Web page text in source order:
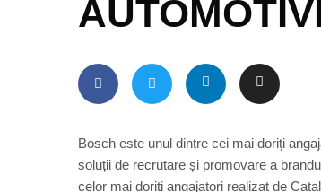
Bosch este unul dintre cei mai doriți
soluții de recrutare și promovare a
celor mai doriți angajatori realizat de